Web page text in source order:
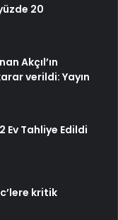
20
Akçıl’ın
verildi: Yayın
Ev Tahliye Edildi
kritik